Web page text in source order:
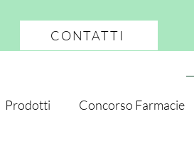
CONTATTI
Prodotti Concorso Farmacie